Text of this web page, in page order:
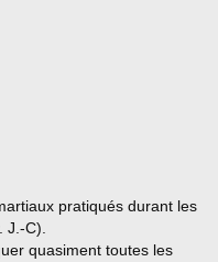
pratiqués durant les
C).
quasiment toutes les